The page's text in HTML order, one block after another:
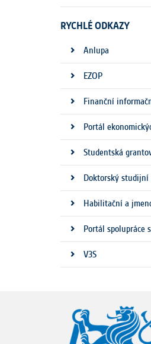
RYCHLÉ ODKAZY
Anlupa
EZOP
Finanční
Portál
Studentská
Doktorský studijní
Habilitační a
Portál spolupráce
V3S